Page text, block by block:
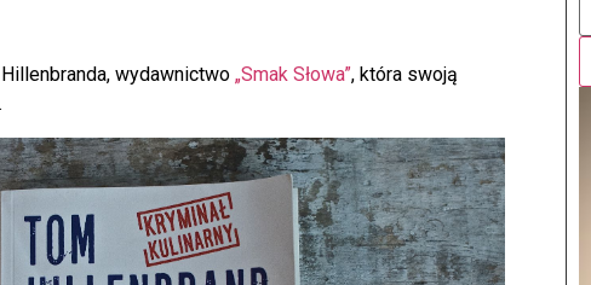
wydawnictwo „Smak Słowa”, która swoją